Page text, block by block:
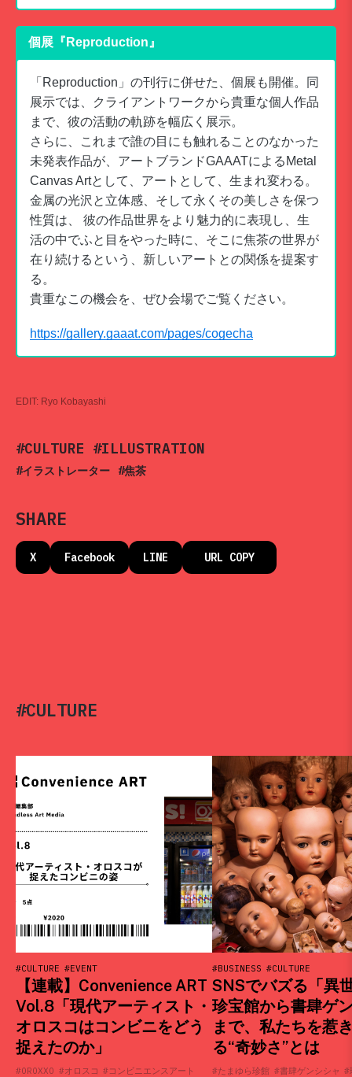
個展『Reproduction』
「Reproduction」の刊行に併せた、個展も開催。同
展示では、クライアントワークから貴重な個人作品
まで、彼の活動の軌跡を幅広く展示。
さらに、これまで誰の目にも触れることのなかった
未発表作品が、アートブランドGAAATによるMetal
Canvas Artとして、アートとして、生まれ変わる。
金属の光沢と立体感、そして永くその美しさを保つ
性質は、 彼の作品世界をより魅力的に表現し、生
活の中でふと目をやった時に、そこに焦茶の世界が
在り続けるという、新しいアートとの関係を提案す
る。
貴重なこの機会を、ぜひ会場でご覧ください。
https://gallery.gaaat.com/pages/cogecha
EDIT: Ryo Kobayashi
#CULTURE #ILLUSTRATION
#イラストレーター #焦茶
SHARE
X Facebook LINE URL COPY
#CULTURE
#CULTURE #EVENT
【連載】Convenience ART
Vol.8「現代アーティスト・
オロスコはコンビニをどう
捉えたのか」
#OROXXO #オロスコ #コンビニエンスアート
#BUSINESS #CULTURE
SNSでバズる「異
珍宝館から書肆ゲ
まで、私たちを惹
る“奇妙さ”とは
#たまゆら珍館 #書肆ゲンシシャ #